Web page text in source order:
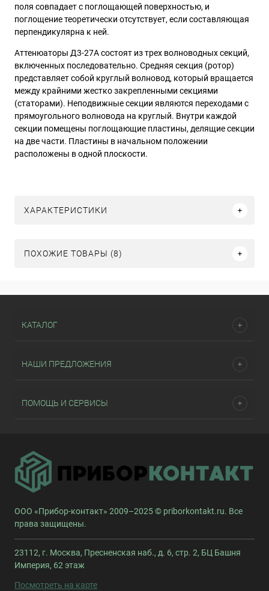
поля совпадает с поглощающей поверхностью, и
поглощение теоретически отсутствует, если составляющая
перпендикулярна к ней.
Аттенюаторы Д3-27А состоят из трех волноводных секций,
включенных последовательно. Средняя секция (ротор)
представляет собой круглый волновод, который вращается
между крайними жестко закрепленными секциями
(статорами). Неподвижные секции являются переходами с
прямоугольного волновода на круглый. Внутри каждой
секции помещены поглощающие пластины, делящие секции
на две части. Пластины в начальном положении
расположены в одной плоскости.
ХАРАКТЕРИСТИКИ
ПОХОЖИЕ ТОВАРЫ (8)
КАТАЛОГ
НАШИ ПРЕДЛОЖЕНИЯ
ПОМОЩЬ И СЕРВИСЫ
ООО «Прибор-контакт» 2009–2025 © priborkontakt.ru. Все
права защищены.
23112, г. Москва, Пресненская наб., д. 6, стр. 2, БЦ Башня
Империя, 62 этаж
Посмотреть на карте